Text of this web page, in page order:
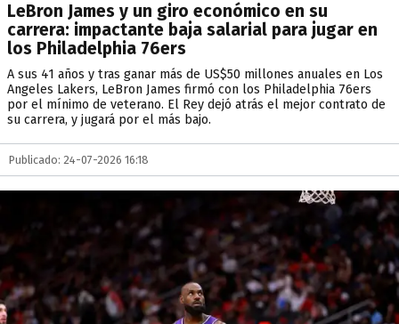
LeBron James y un giro económico en su
carrera: impactante baja salarial para jugar en
los Philadelphia 76ers
A sus 41 años y tras ganar más de US$50 millones anuales en Los
Angeles Lakers, LeBron James firmó con los Philadelphia 76ers
por el mínimo de veterano. El Rey dejó atrás el mejor contrato de
su carrera, y jugará por el más bajo.
Publicado: 24-07-2026 16:18